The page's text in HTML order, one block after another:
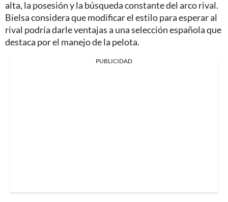
alta, la posesión y la búsqueda constante del arco rival.
Bielsa considera que modificar el estilo para esperar al
rival podría darle ventajas a una selección española que
destaca por el manejo de la pelota.
PUBLICIDAD